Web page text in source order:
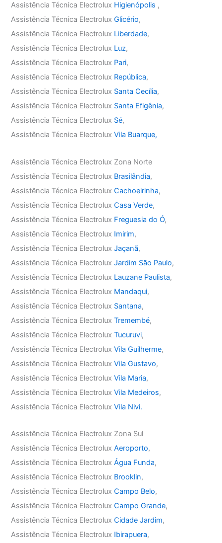
Assistência Técnica Electrolux Higienópolis ,
Assistência Técnica ElectroluxGlicério,
Assistência Técnica Electrolux Liberdade,
Assistência Técnica Electrolux Luz,
Assistência Técnica Electrolux Pari,
Assistência Técnica Electrolux República,
Assistência Técnica Electrolux Santa Cecília,
Assistência Técnica Electrolux Santa Efigênia,
Assistência Técnica Electrolux Sé,
Assistência Técnica ElectroluxVila Buarque,
Assistência Técnica Electrolux Zona Norte
Assistência Técnica Electrolux Brasilândia,
Assistência Técnica ElectroluxCachoeirinha,
Assistência Técnica ElectroluxCasa Verde,
Assistência Técnica Electrolux Freguesia do Ó,
Assistência Técnica Electrolux Imirim,
Assistência Técnica ElectroluxJaçanã,
Assistência Técnica ElectroluxJardim São Paulo,
Assistência Técnica Electrolux Lauzane Paulista,
Assistência Técnica Electrolux Mandaqui,
Assistência Técnica Electrolux Santana,
Assistência Técnica ElectroluxTremembé,
Assistência Técnica ElectroluxTucuruvi,
Assistência Técnica ElectroluxVila Guilherme,
Assistência Técnica ElectroluxVila Gustavo,
Assistência Técnica ElectroluxVila Maria,
Assistência Técnica ElectroluxVila Medeiros,
Assistência Técnica ElectroluxVila Nivi.
Assistência Técnica Electrolux Zona Sul
Assistência Técnica ElectroluxAeroporto,
Assistência Técnica ElectroluxÁgua Funda,
Assistência Técnica Electrolux Brooklin,
Assistência Técnica ElectroluxCampo Belo,
Assistência Técnica ElectroluxCampo Grande,
Assistência Técnica ElectroluxCidade Jardim,
Assistência Técnica Electrolux Ibirapuera,